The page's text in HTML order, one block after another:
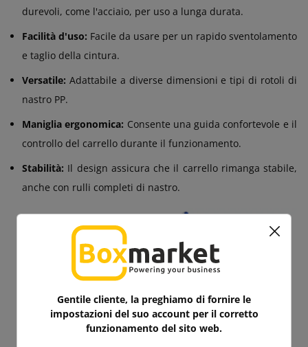
durevoli, come l'acciaio, per uso a lunga durata.
Facilità d'uso: Facile da usare per un rapido sventolamento
e taglio della cintura.
Versatile: Adattabile a diverse dimensioni e tipi di rotoli di
nastro PP.
Maniglia ergonomica: Consente una guida confortevole e il
controllo del carrello durante il funzionamento.
Stabilità: Il design assicura che il carrello rimanga stabile,
anche con rulli completi di nastro.
Gentile cliente, la preghiamo di fornire le
impostazioni del suo account per il corretto
funzionamento del sito web.